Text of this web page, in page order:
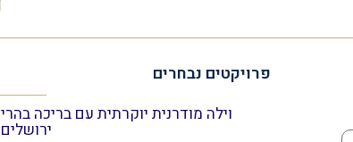
פרויקטים נבחרים
וילה מודרנית יוקרתית עם בריכה בהרי
ירושלים